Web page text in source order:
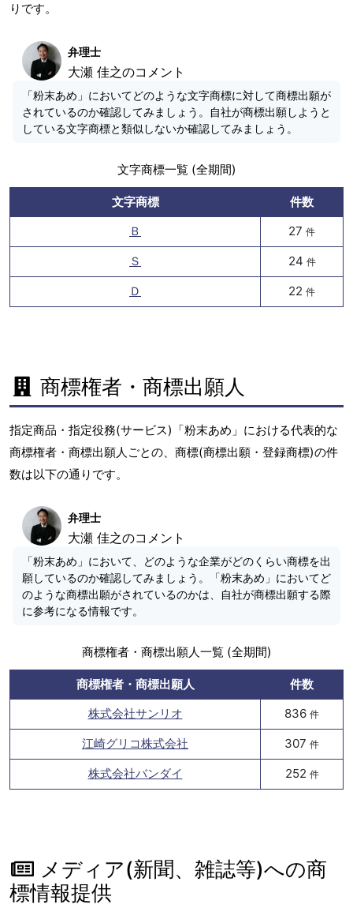
りです。
弁理士
大瀬 佳之のコメント
「粉末あめ」においてどのような文字商標に対して商標出願が
されているのか確認してみましょう。自社が商標出願しようと
している文字商標と類似しないか確認してみましょう。
文字商標一覧 (全期間)
文字商標
件数
Ｂ
27 件
Ｓ 24 件
Ｄ 22 件
商標権者・商標出願人
指定商品・指定役務(サービス)「粉末あめ」における代表的な
商標権者・商標出願人ごとの、商標(商標出願・登録商標)の件
数は以下の通りです。
弁理士
大瀬 佳之のコメント
「粉末あめ」において、どのような企業がどのくらい商標を出
願しているのか確認してみましょう。「粉末あめ」においてど
のような商標出願がされているのかは、自社が商標出願する際
に参考になる情報です。
商標権者・商標出願人一覧 (全期間)
商標権者・商標出願人
件数
株式会社サンリオ
836 件
江崎グリコ株式会社 307 件
株式会社バンダイ 252 件
メディア(新聞、雑誌等)への商
標情報提供